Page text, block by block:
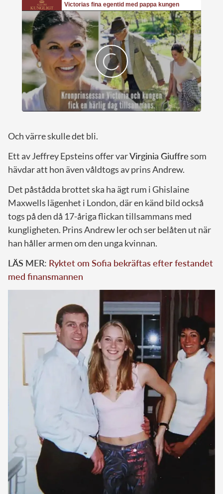
Och värre skulle det bli.
Ett av Jeffrey Epsteins offer varVirginia Giuffresom
hävdar att hon även våldtogs av prins Andrew.
Det påstådda brottet ska ha ägt rum i Ghislaine
Maxwells lägenhet i London, där en känd bild också
togs på den då 17-åriga flickan tillsammans med
kungligheten. Prins Andrew ler och ser belåten ut när
han håller armen om den unga kvinnan.
LÄS MER: Ryktet om Sofia bekräftas efter festandet
med finansmannen